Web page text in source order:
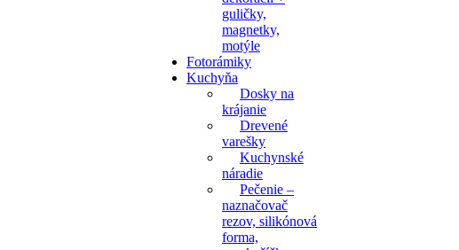
guličky,
magnetky,
motýle
Fotorámiky
Kuchyňa
Dosky na
krájanie
Drevené
varešky
Kuchynské
náradie
Pečenie –
naznačovač
rezov, silikónová
forma,